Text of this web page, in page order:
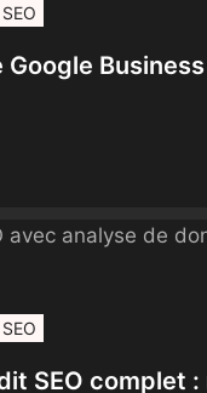
SEO
SEO
SEO complet